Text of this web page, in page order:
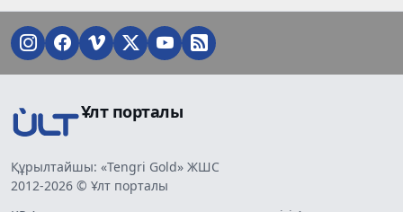
Ұлт порталы
Құрылтайшы: «Tengri Gold» ЖШС
2012-2026 © Ұлт порталы